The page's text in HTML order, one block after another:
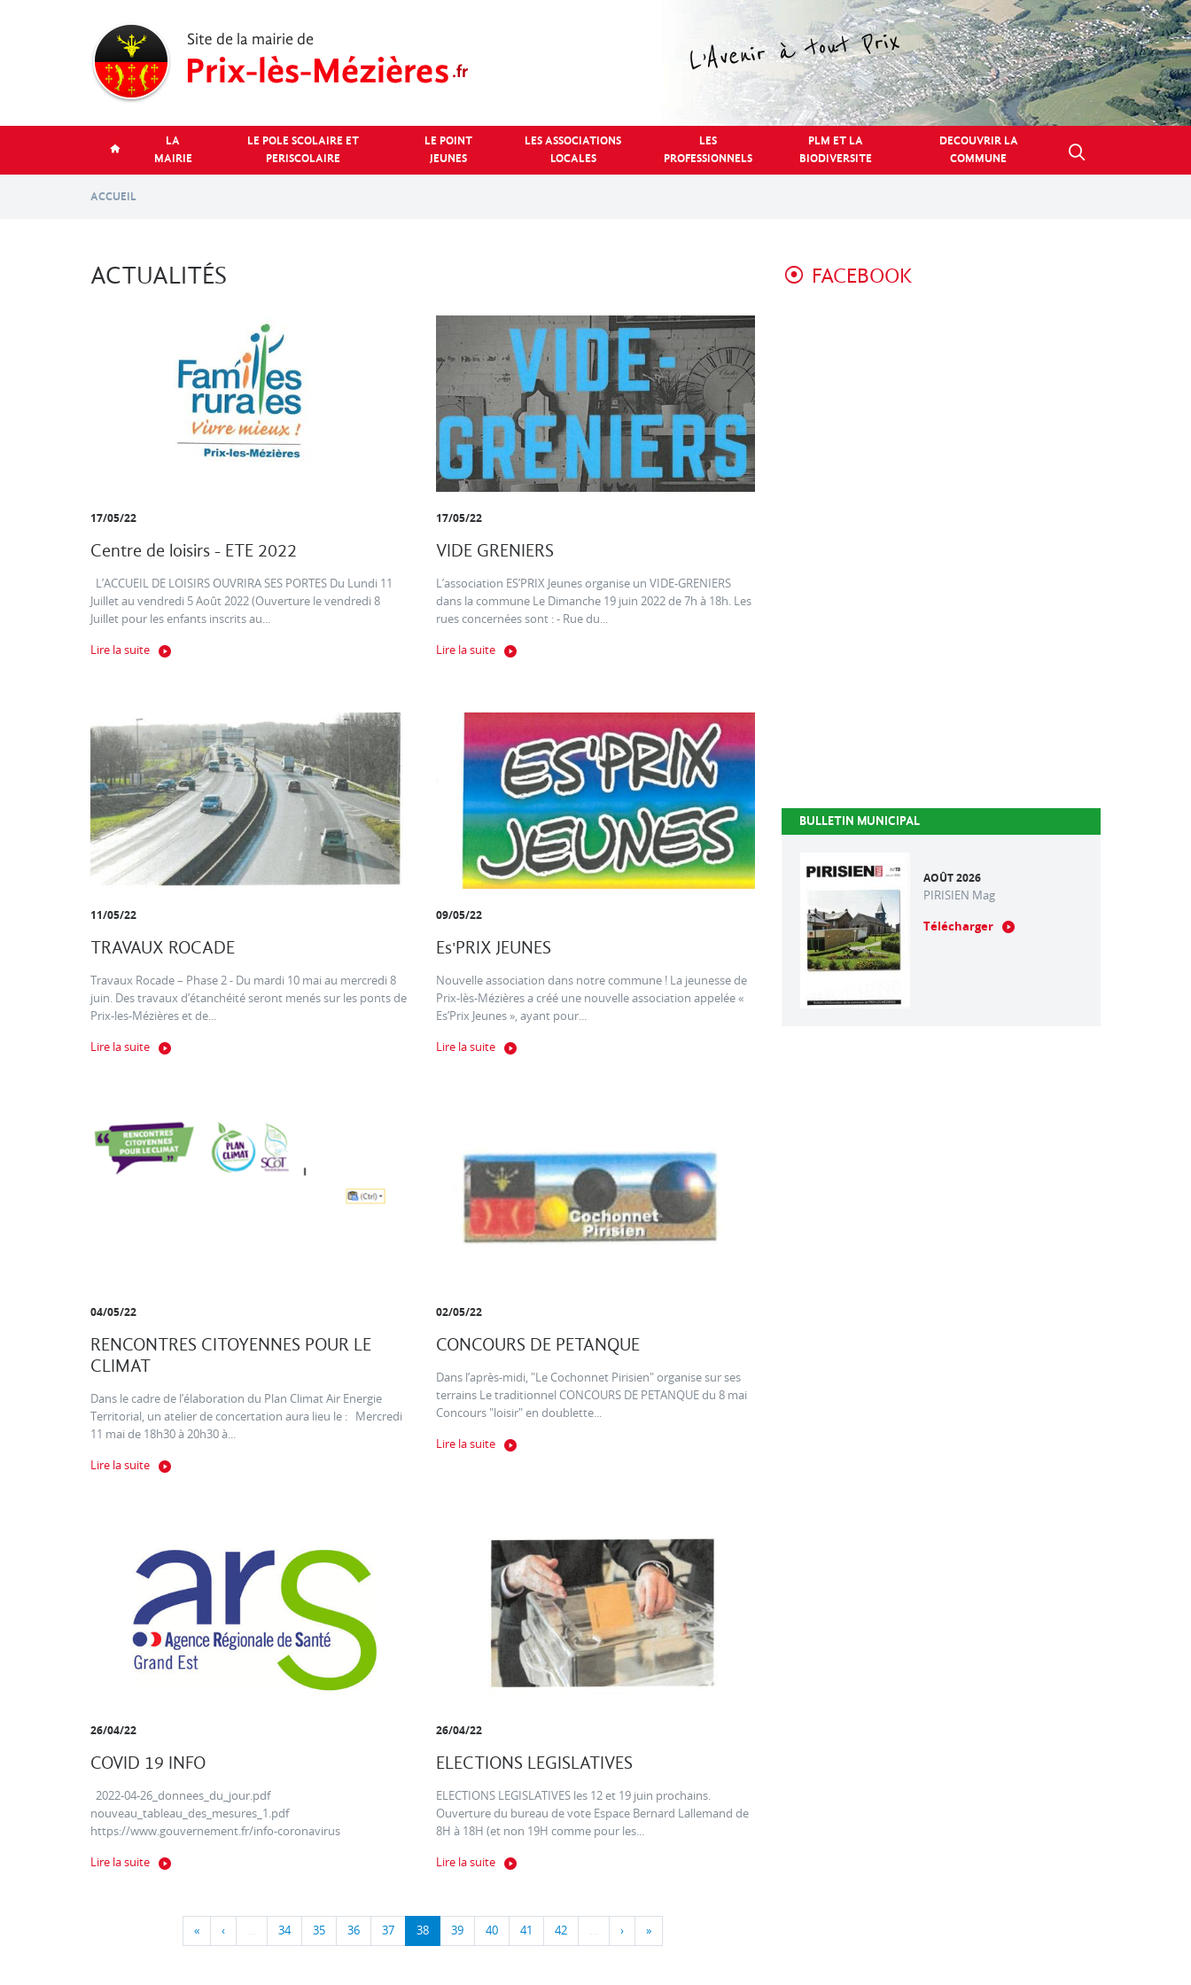
LA
MAIRIE
LE POLE SCOLAIRE ET
PERISCOLAIRE
LE POINT
JEUNES
LES ASSOCIATIONS
LOCALES
LES
PROFESSIONNELS
PLM ET LA
BIODIVERSITE
DECOUVRIR LA
COMMUNE
ACCUEIL
ACTUALITÉS
17/05/22
Centre de loisirs - ETE 2022
L’ACCUEIL DE LOISIRS OUVRIRA SES PORTES Du Lundi 11
Juillet au vendredi 5 Août 2022 (Ouverture le vendredi 8
Juillet pour les enfants inscrits au...
Lire la suite
17/05/22
VIDE GRENIERS
L’association ES’PRIX Jeunes organise un VIDE-GRENIERS
dans la commune Le Dimanche 19 juin 2022 de 7h à 18h. Les
rues concernées sont : - Rue du...
Lire la suite
11/05/22
TRAVAUX ROCADE
Travaux Rocade – Phase 2 - Du mardi 10 mai au mercredi 8
juin. Des travaux d’étanchéité seront menés sur les ponts de
Prix-les-Mézières et de...
Lire la suite
09/05/22
Es'PRIX JEUNES
Nouvelle association dans notre commune ! La jeunesse de
Prix-lès-Mézières a créé une nouvelle association appelée «
Es’Prix Jeunes », ayant pour...
Lire la suite
04/05/22
RENCONTRES CITOYENNES POUR LE
CLIMAT
Dans le cadre de l’élaboration du Plan Climat Air Energie
Territorial, un atelier de concertation aura lieu le : Mercredi
11 mai de 18h30 à 20h30 à...
Lire la suite
02/05/22
CONCOURS DE PETANQUE
Dans l’après-midi, "Le Cochonnet Pirisien" organise sur ses
terrains Le traditionnel CONCOURS DE PETANQUE du 8 mai
Concours "loisir" en doublette...
Lire la suite
26/04/22
COVID 19 INFO
2022-04-26_donnees_du_jour.pdf
nouveau_tableau_des_mesures_1.pdf
https://www.gouvernement.fr/info-coronavirus
Lire la suite
26/04/22
ELECTIONS LEGISLATIVES
ELECTIONS LEGISLATIVES les 12 et 19 juin prochains.
Ouverture du bureau de vote Espace Bernard Lallemand de
8H à 18H (et non 19H comme pour les...
Lire la suite
« ‹ … 34 35 36 37 38 39 40 41 42 … › »
FACEBOOK
BULLETIN MUNICIPAL
AOÛT 2026
PIRISIEN Mag
Télécharger